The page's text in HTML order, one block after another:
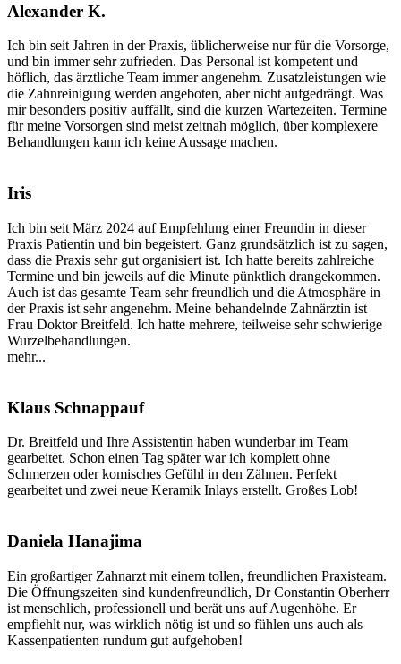
Alexander K.
Ich bin seit Jahren in der Praxis, üblicherweise nur für die Vorsorge,
und bin immer sehr zufrieden. Das Personal ist kompetent und
höflich, das ärztliche Team immer angenehm. Zusatzleistungen wie
die Zahnreinigung werden angeboten, aber nicht aufgedrängt. Was
mir besonders positiv auffällt, sind die kurzen Wartezeiten. Termine
für meine Vorsorgen sind meist zeitnah möglich, über komplexere
Behandlungen kann ich keine Aussage machen.
Iris
Ich bin seit März 2024 auf Empfehlung einer Freundin in dieser
Praxis Patientin und bin begeistert. Ganz grundsätzlich ist zu sagen,
dass die Praxis sehr gut organisiert ist. Ich hatte bereits zahlreiche
Termine und bin jeweils auf die Minute pünktlich drangekommen.
Auch ist das gesamte Team sehr freundlich und die Atmosphäre in
der Praxis ist sehr angenehm. Meine behandelnde Zahnärztin ist
Frau Doktor Breitfeld. Ich hatte mehrere, teilweise sehr schwierige
Wurzelbehandlungen.
mehr...
Klaus Schnappauf
Dr. Breitfeld und Ihre Assistentin haben wunderbar im Team
gearbeitet. Schon einen Tag später war ich komplett ohne
Schmerzen oder komisches Gefühl in den Zähnen. Perfekt
gearbeitet und zwei neue Keramik Inlays erstellt. Großes Lob!
Daniela Hanajima
Ein großartiger Zahnarzt mit einem tollen, freundlichen Praxisteam.
Die Öffnungszeiten sind kundenfreundlich, Dr Constantin Oberherr
ist menschlich, professionell und berät uns auf Augenhöhe. Er
empfiehlt nur, was wirklich nötig ist und so fühlen uns auch als
Kassenpatienten rundum gut aufgehoben!